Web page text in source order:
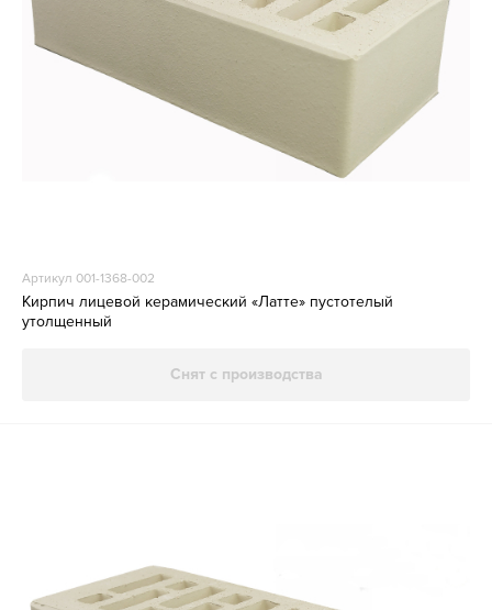
Артикул 001-1368-002
Кирпич лицевой керамический «Латте» пустотелый
утолщенный
Снят с производства